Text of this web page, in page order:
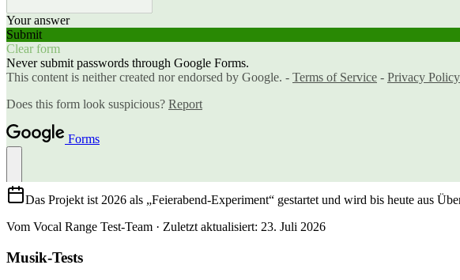
Das Projekt ist 2026 als „Feierabend‑Experiment“ gestartet und wird bis heute aus
Vom Vocal Range Test-Team · Zuletzt aktualisiert: 23. Juli 2026
Musik-Tests